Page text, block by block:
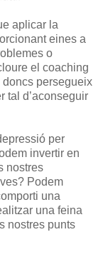
aplicar la
eines a
o
el coaching
persegueix
tal d’aconseguir
per
invertir en
nostres
Podem
una
una feina
nostres punts